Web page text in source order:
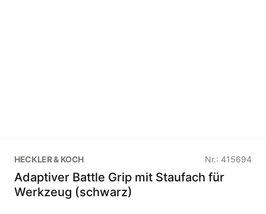
HECKLER & KOCH Nr.: 415694
Adaptiver Battle Grip mit Staufach für
Werkzeug (schwarz)